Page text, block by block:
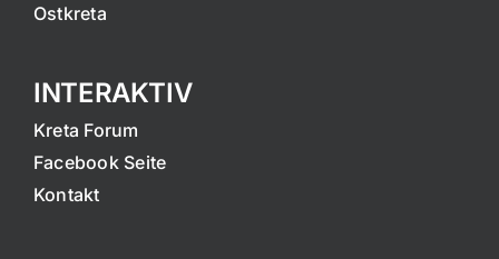
Ostkreta
INTERAKTIV
Kreta Forum
Facebook Seite
Kontakt